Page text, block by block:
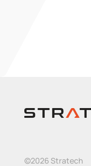
©2026 Stratech